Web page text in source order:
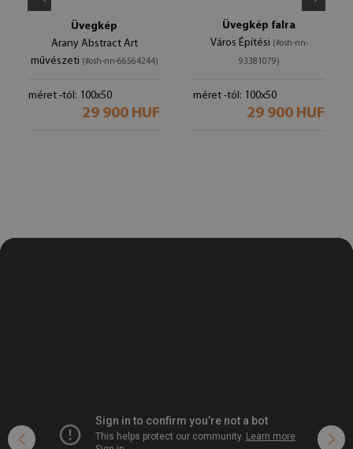
Üvegkép
Arany Abstract Art
művészeti (#osh-nn-66564244)
méret -tól: 100x50
29 900 HUF
Üvegkép falra
Város Építési (#osh-nn-
93381079)
méret -tól: 100x50
29 900 HUF